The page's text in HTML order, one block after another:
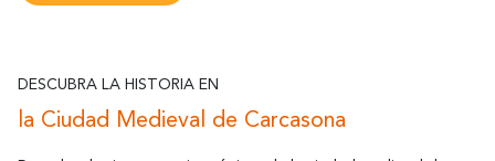
DESCUBRA LA HISTORIA EN
la Ciudad Medieval de Carcasona